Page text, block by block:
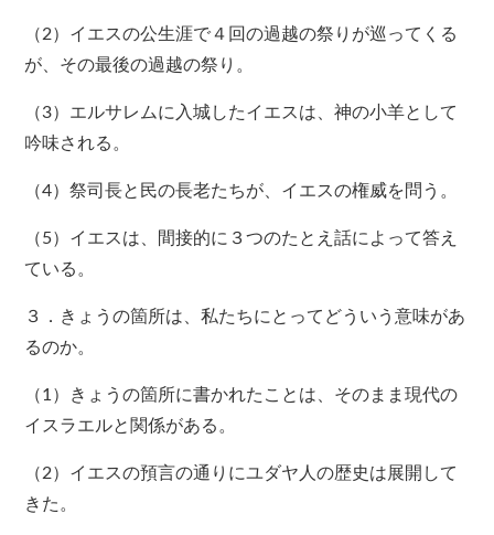
（2）イエスの公生涯で４回の過越の祭りが巡ってくる
が、その最後の過越の祭り。
（3）エルサレムに入城したイエスは、神の小羊として
吟味される。
（4）祭司長と民の長老たちが、イエスの権威を問う。
（5）イエスは、間接的に３つのたとえ話によって答え
ている。
３．きょうの箇所は、私たちにとってどういう意味があ
るのか。
（1）きょうの箇所に書かれたことは、そのまま現代の
イスラエルと関係がある。
（2）イエスの預言の通りにユダヤ人の歴史は展開して
きた。